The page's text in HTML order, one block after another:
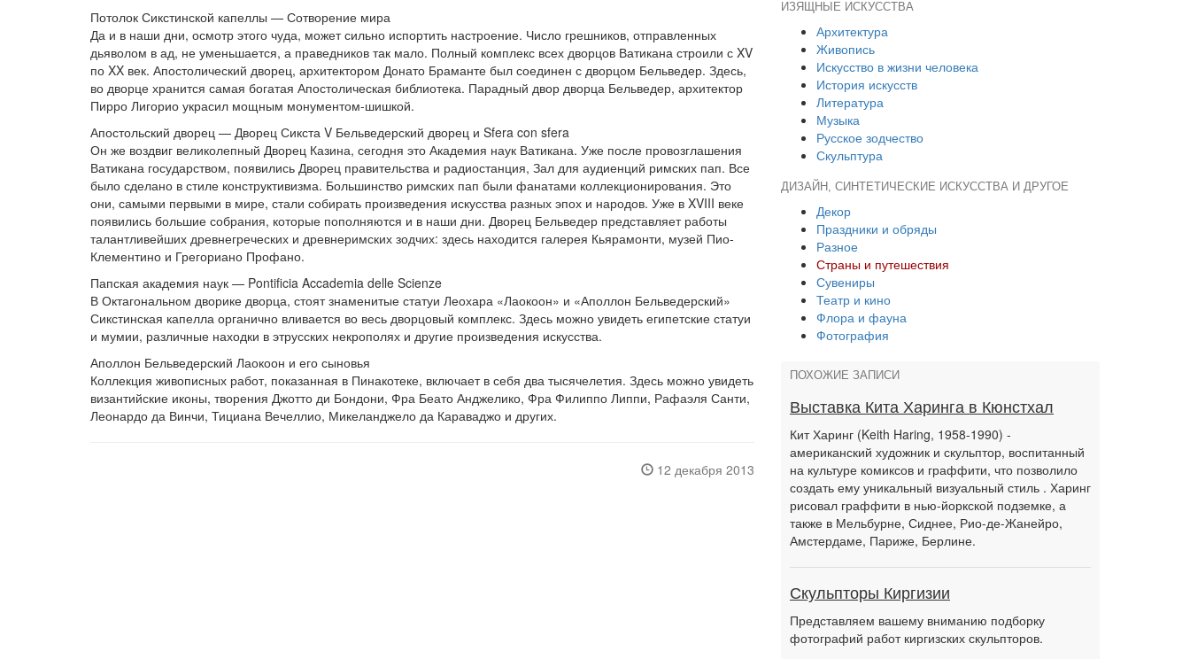
Потолок Сикстинской капеллы — Сотворение мира
Да и в наши дни, осмотр этого чуда, может сильно испортить настроение. Число грешников, отправленных
дьяволом в ад, не уменьшается, а праведников так мало. Полный комплекс всех дворцов Ватикана строили с XV
по XX век. Апостолический дворец, архитектором Донато Браманте был соединен с дворцом Бельведер. Здесь,
во дворце хранится самая богатая Апостолическая библиотека. Парадный двор дворца Бельведер, архитектор
Пирро Лигорио украсил мощным монументом-шишкой.
Апостольский дворец — Дворец Сикста V Бельведерский дворец и Sfera con sfera
Он же воздвиг великолепный Дворец Казина, сегодня это Академия наук Ватикана. Уже после провозглашения
Ватикана государством, появились Дворец правительства и радиостанция, Зал для аудиенций римских пап. Все
было сделано в стиле конструктивизма. Большинство римских пап были фанатами коллекционирования. Это
они, самыми первыми в мире, стали собирать произведения искусства разных эпох и народов. Уже в XVIII веке
появились большие собрания, которые пополняются и в наши дни. Дворец Бельведер представляет работы
талантливейших древнегреческих и древнеримских зодчих: здесь находится галерея Кьярамонти, музей Пио-
Клементино и Грегориано Профано.
Папская академия наук — Pontificia Accademia delle Scienze
В Октагональном дворике дворца, стоят знаменитые статуи Леохара «Лаокоон» и «Аполлон Бельведерский»
Сикстинская капелла органично вливается во весь дворцовый комплекс. Здесь можно увидеть египетские статуи
и мумии, различные находки в этрусских некрополях и другие произведения искусства.
Аполлон Бельведерский Лаокоон и его сыновья
Коллекция живописных работ, показанная в Пинакотеке, включает в себя два тысячелетия. Здесь можно увидеть
византийские иконы, творения Джотто ди Бондони, Фра Беато Анджелико, Фра Филиппо Липпи, Рафаэля Санти,
Леонардо да Винчи, Тициана Вечеллио, Микеланджело да Караваджо и других.
12 декабря 2013
ИЗЯЩНЫЕ ИСКУССТВА
Архитектура
Живопись
Искусство в жизни человека
История искусств
Литература
Музыка
Русское зодчество
Скульптура
ДИЗАЙН, СИНТЕТИЧЕСКИЕ ИСКУССТВА И ДРУГОЕ
Декор
Праздники и обряды
Разное
Страны и путешествия
Сувениры
Театр и кино
Флора и фауна
Фотография
ПОХОЖИЕ ЗАПИСИ
Выставка Кита Харинга в Кюнстхал
Кит Харинг (Keith Haring, 1958-1990) -
американский художник и скульптор, воспитанный
на культуре комиксов и граффити, что позволило
создать ему уникальный визуальный стиль . Харинг
рисовал граффити в нью-йоркской подземке, а
также в Мельбурне, Сиднее, Рио-де-Жанейро,
Амстердаме, Париже, Берлине.
Скульпторы Киргизии
Представляем вашему вниманию подборку
фотографий работ киргизских скульпторов.